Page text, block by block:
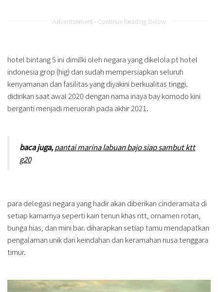
Advertisement - Continue Reading Below
hotel bintang 5 ini dimilki oleh negara yang dikelola pt hotel
indonesia grop (hig) dan sudah mempersiapkan seluruh
kenyamanan dan fasilitas yang diyakini berkualitas tinggi.
didirikan saat awal 2020 dengan nama inaya bay komodo kini
berganti menjadi meruorah pada akhir 2021.
baca juga,pantai marina labuan bajo siap sambut ktt
g20
para delegasi negara yang hadir akan diberikan cinderamata di
setiap kamarnya seperti kain tenun khas ntt, ornamen rotan,
bunga hias, dan mini bar. diharapkan setiap tamu mendapatkan
pengalaman unik dari keindahan dan keramahan nusa tenggara
timur.